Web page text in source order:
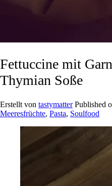
Fettuccine mit
Thymian Soße
Erstellt von tastymatter Published
Meeresfrüchte, Pasta, Soulfood